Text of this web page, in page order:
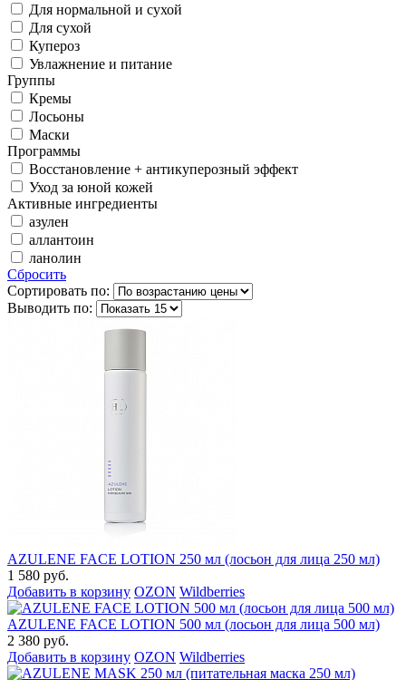
Для нормальной и сухой
Для сухой
Купероз
Увлажнение и питание
Группы
Кремы
Лосьоны
Маски
Программы
Восстановление + антикуперозный эффект
Уход за юной кожей
Активные ингредиенты
азулен
аллантоин
ланолин
Сбросить
Сортировать по:
Выводить по:
AZULENE FACE LOTION 250 мл (лосьон для лица 250 мл)
1 580 руб.
Добавить в корзину OZON Wildberries
AZULENE FACE LOTION 500 мл (лосьон для лица 500 мл)
2 380 руб.
Добавить в корзину OZON Wildberries